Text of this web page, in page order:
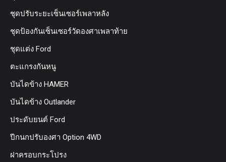
ชุดปรับระยะเซ็นเซอร์เพลาหลัง
ชุดป้องกันเซ็นเซอร์วัดองศาเพลาท้าย
ชุดแต่ง Ford
ตะแกรงกันหนู
บันไดข้าง HAMER
บันไดข้าง Outlander
ประดับยนต์ Ford
ปีกนกปรับองศา Option 4WD
ฝาครอบกระโปรง